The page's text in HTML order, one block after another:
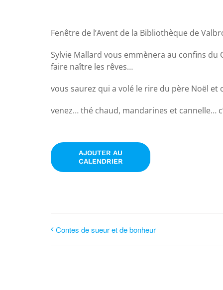
Fenêtre de l’Avent de la Bibliothèque de
Sylvie Mallard vous emmènera au confins
faire naître les rêves…
vous saurez qui a volé le rire du père Noël
venez… thé chaud, mandarines et cannelle…
AJOUTER AU
CALENDRIER
Contes de sueur et de bonheur